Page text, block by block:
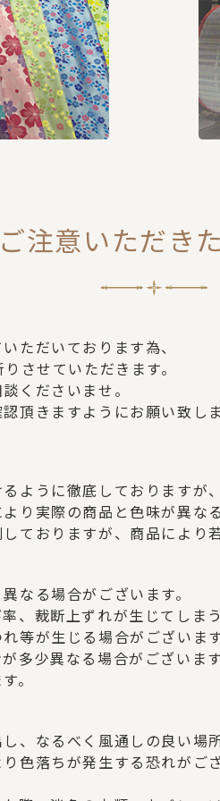
ご注意いただき
ただいております為、
させていただきます。
くださいませ。
頂きますようにお願い致し
ように徹底しておりますが
り実際の商品と色味が異な
ておりますが、商品により
なる場合がございます。
、裁断上ずれが生じてしま
等が生じる場合がございま
多少異なる場合がございま
。
、なるべく風通しの良い場
色落ちが発生する恐れがご